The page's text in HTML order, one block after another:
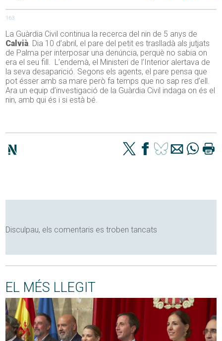
163
La Guàrdia Civil continua la recerca del nin de 5 anys de
Calvià. Dia 10 d’abril, el pare del petit es traslladà als jutjats
de Palma per interposar una denúncia, perquè no sabia on
era el seu fill. L’endemà, el Ministeri de l’Interior alertava de
la seva desaparició. Segons els agents, el pare pensa que
pot ésser amb sa mare però fa temps que no sap res d’ell.
Ara un equip d’investigació de la Guàrdia Civil indaga on és el
nin, amb qui és i si està bé.
Disculpau, els comentaris es troben tancats
EL MÉS LLEGIT